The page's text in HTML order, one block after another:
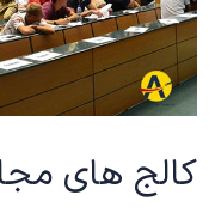
کالج های